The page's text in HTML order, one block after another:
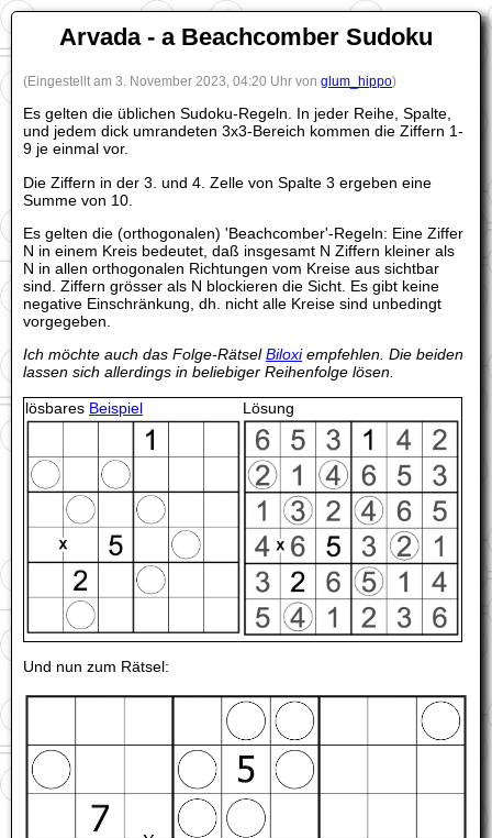
Arvada - a Beachcomber Sudoku
(Eingestellt am 3. November 2023, 04:20 Uhr von glum_hippo)
Es gelten die üblichen Sudoku-Regeln. In jeder Reihe, Spalte,
und jedem dick umrandeten 3x3-Bereich kommen die Ziffern 1-
9 je einmal vor.
Die Ziffern in der 3. und 4. Zelle von Spalte 3 ergeben eine
Summe von 10.
Es gelten die (orthogonalen) 'Beachcomber'-Regeln: Eine Ziffer
N in einem Kreis bedeutet, daß insgesamt N Ziffern kleiner als
N in allen orthogonalen Richtungen vom Kreise aus sichtbar
sind. Ziffern grösser als N blockieren die Sicht. Es gibt keine
negative Einschränkung, dh. nicht alle Kreise sind unbedingt
vorgegeben.
Ich möchte auch das Folge-RätselBiloxiempfehlen. Die beiden
lassen sich allerdings in beliebiger Reihenfolge lösen.
lösbares Beispiel Lösung
Und nun zum Rätsel: